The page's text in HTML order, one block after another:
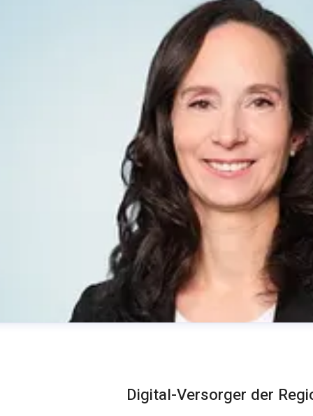
Digital-Versorger der